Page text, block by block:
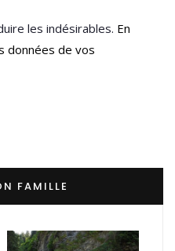
les indésirables. En
données de vos
FAMILLE